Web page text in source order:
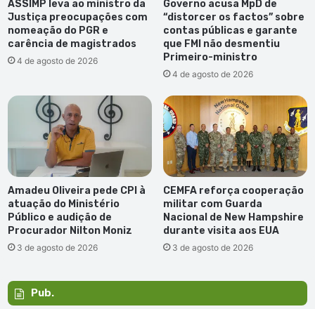
ASSIMP leva ao ministro da
Justiça preocupações com
nomeação do PGR e
carência de magistrados
4 de agosto de 2026
Governo acusa MpD de
“distorcer os factos” sobre
contas públicas e garante
que FMI não desmentiu
Primeiro-ministro
4 de agosto de 2026
Amadeu Oliveira pede CPI à
atuação do Ministério
Público e audição de
Procurador Nilton Moniz
3 de agosto de 2026
CEMFA reforça cooperação
militar com Guarda
Nacional de New Hampshire
durante visita aos EUA
3 de agosto de 2026
Pub.